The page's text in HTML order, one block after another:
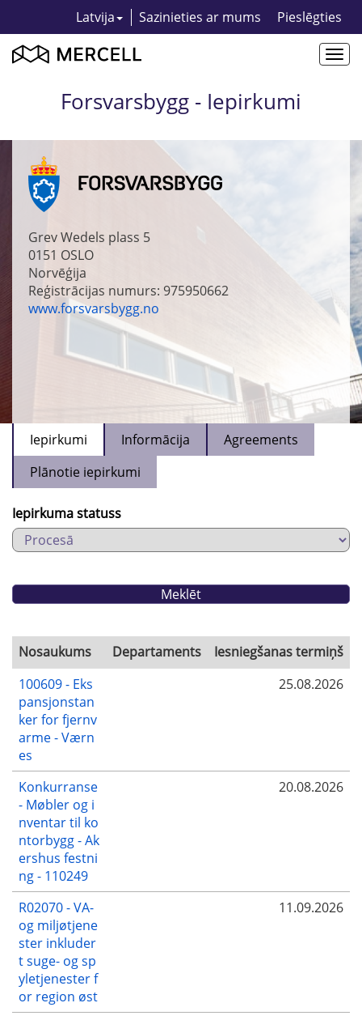
Latvija Sazinieties ar mums Pieslēgties
Forsvarsbygg - Iepirkumi
Grev Wedels plass 5
0151 OSLO
Norvēģija
Reģistrācijas numurs: 975950662
www.forsvarsbygg.no
Iepirkumi Informācija
Agreements
Plānotie iepirkumi
Iepirkuma statuss
Nosaukums Departaments
Iesniegšanas termiņš
100609 - Eks
pansjonstan
ker for fjernv
arme - Værn
es
25.08.2026
Konkurranse
- Møbler og i
nventar til ko
ntorbygg - Ak
ershus festni
ng - 110249
20.08.2026
R02070 - VA-
og miljøtjene
ster inkluder
t suge- og sp
yletjenester f
or region øst
11.09.2026